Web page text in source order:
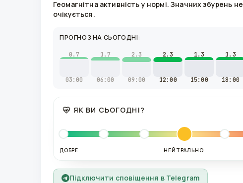
Геомагнітна активність у нормі. Значних збурень не
очікується.
ПРОГНОЗ НА СЬОГОДНІ:
0.7
03:00
1.7
06:00
2.3
09:00
2.3
12:00
1.3
15:00
1.3
18:00
ЯК ВИ СЬОГОДНІ?
ДОБРЕ НЕЙТРАЛЬНО
Підключити сповіщення в Telegram